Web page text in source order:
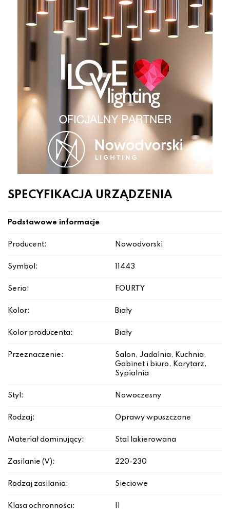
SPECYFIKACJA URZĄDZENIA
Podstawowe informacje
Producent: Nowodvorski
Symbol: 11443
Seria: FOURTY
Kolor: Biały
Kolor producenta: Biały
Przeznaczenie:
Salon, Jadalnia, Kuchnia,
Gabinet i biuro, Korytarz,
Sypialnia
Styl: Nowoczesny
Rodzaj: Oprawy wpuszczane
Materiał dominujący: Stal lakierowana
Zasilanie (V): 220-230
Rodzaj zasilania: Sieciowe
Klasa ochronności: